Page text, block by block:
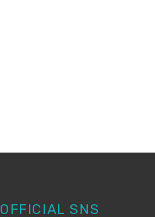
OFFICIAL SNS